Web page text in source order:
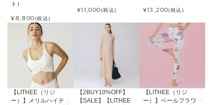
ト）
¥8,800(税込)
¥11,000(税込) ¥13,200(税込)
【LITHEE（リジ
ー）】メリルハイテ
【2BUY10%OFF】
【SALE】【LITHEE
【LITHEE（リジ
ー）】ペールフラワ